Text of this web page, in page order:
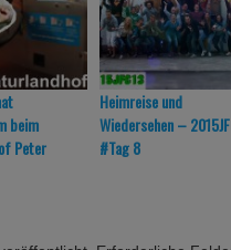
beim
Peter
Heimreise und
Wiedersehen –
#Tag 8